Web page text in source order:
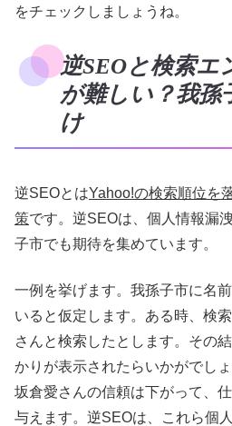
をチェックしましょうね。
逆SEOと検索エ
が難しい？我孫
け
逆SEOとはYahoo!の検索順位を
策です。逆SEOは、個人情報漏
子市でも期待を集めています。
一例を挙げます。我孫子市に名
いると仮定します。ある時、検
さんと検索したとします。その
かりが表示されたらいかがでし
坂倉愛さんの信頼は下がって、
与えます。逆SEOは、これら個